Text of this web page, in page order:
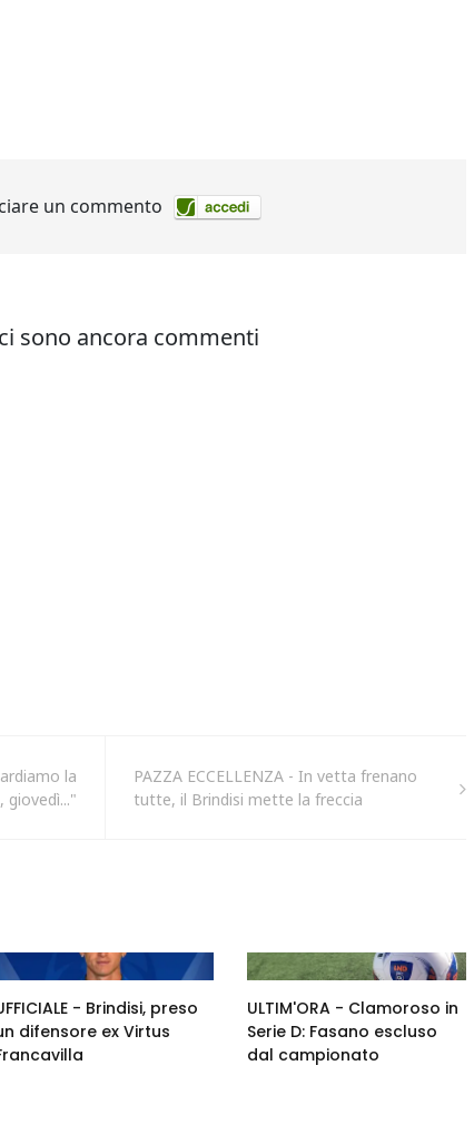
la
giovedì..."
PAZZA ECCELLENZA - In vetta frenano
tutte, il Brindisi mette la freccia
- Brindisi, preso
difensore ex Virtus
ULTIM'ORA - Clamoroso in
Serie D: Fasano escluso
dal campionato